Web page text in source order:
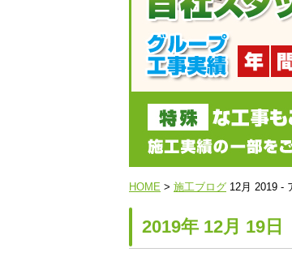
HOME > 施工ブログ 12月 2019 -
2019年 12月 19日